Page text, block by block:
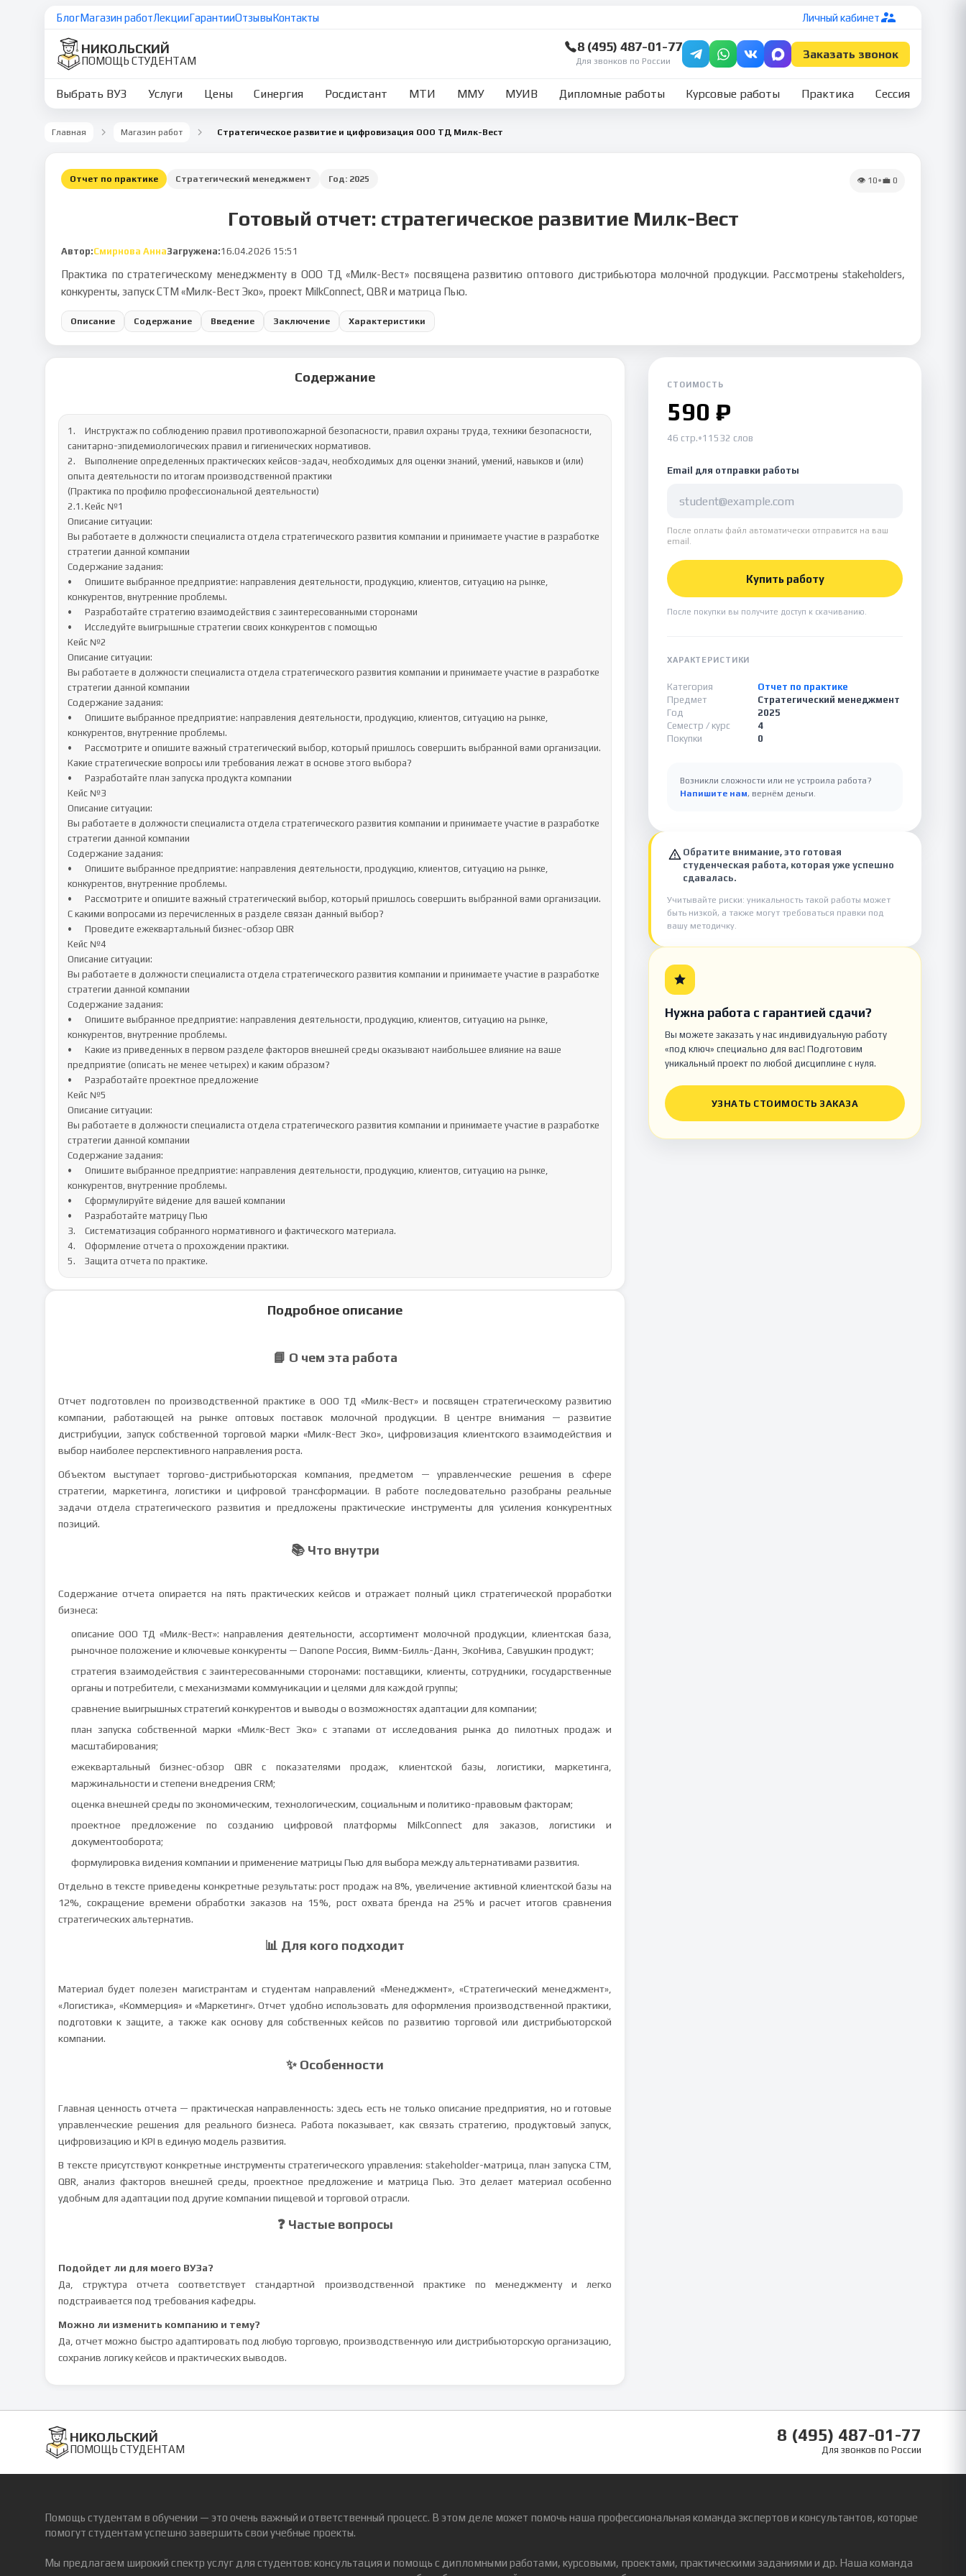
БлогМагазин работЛекцииГарантииОтзывыКонтакты Личный кабинет
НИКОЛЬСКИЙ
ПОМОЩЬ СТУДЕНТАМ
8 (495) 487-01-77
Для звонков по России
Заказать звонок
Выбрать ВУЗ Услуги Цены Синергия Росдистант МТИ ММУ МУИВ Дипломные работы Курсовые работы Практика Сессия
Главная Магазин работ Стратегическое развитие и цифровизация ООО ТД Милк-Вест
Отчет по практике Стратегический менеджмент Год: 2025 👁 10•💼 0
Готовый отчет: стратегическое развитие Милк-Вест
Автор:Смирнова АннаЗагружена:16.04.2026 15:51
Практика по стратегическому менеджменту в ООО ТД «Милк-Вест» посвящена развитию оптового дистрибьютора молочной продукции. Рассмотрены stakeholders,
конкуренты, запуск СТМ «Милк-Вест Эко», проект MilkConnect, QBR и матрица Пью.
Описание Содержание Введение Заключение Характеристики
Содержание
1.	Инструктаж по соблюдению правил противопожарной безопасности, правил охраны труда, техники безопасности,
санитарно-эпидемиологических правил и гигиенических нормативов.
2.	Выполнение определенных практических кейсов-задач, необходимых для оценки знаний, умений, навыков и (или)
опыта деятельности по итогам производственной практики
(Практика по профилю профессиональной деятельности)
2.1.	Кейс №1
Описание ситуации:
Вы работаете в должности специалиста отдела стратегического развития компании и принимаете участие в разработке
стратегии данной компании
Содержание задания:
•	Опишите выбранное предприятие: направления деятельности, продукцию, клиентов, ситуацию на рынке,
конкурентов, внутренние проблемы.
•	Разработайте стратегию взаимодействия с заинтересованными сторонами
•	Исследуйте выигрышные стратегии своих конкурентов с помощью
Кейс №2
Описание ситуации:
Вы работаете в должности специалиста отдела стратегического развития компании и принимаете участие в разработке
стратегии данной компании
Содержание задания:
•	Опишите выбранное предприятие: направления деятельности, продукцию, клиентов, ситуацию на рынке,
конкурентов, внутренние проблемы.
•	Рассмотрите и опишите важный стратегический выбор, который пришлось совершить выбранной вами организации.
Какие стратегические вопросы или требования лежат в основе этого выбора?
•	Разработайте план запуска продукта компании
Кейс №3
Описание ситуации:
Вы работаете в должности специалиста отдела стратегического развития компании и принимаете участие в разработке
стратегии данной компании
Содержание задания:
•	Опишите выбранное предприятие: направления деятельности, продукцию, клиентов, ситуацию на рынке,
конкурентов, внутренние проблемы.
•	Рассмотрите и опишите важный стратегический выбор, который пришлось совершить выбранной вами организации.
С какими вопросами из перечисленных в разделе связан данный выбор?
•	Проведите ежеквартальный бизнес-обзор QBR
Кейс №4
Описание ситуации:
Вы работаете в должности специалиста отдела стратегического развития компании и принимаете участие в разработке
стратегии данной компании
Содержание задания:
•	Опишите выбранное предприятие: направления деятельности, продукцию, клиентов, ситуацию на рынке,
конкурентов, внутренние проблемы.
•	Какие из приведенных в первом разделе факторов внешней среды оказывают наибольшее влияние на ваше
предприятие (описать не менее четырех) и каким образом?
•	Разработайте проектное предложение
Кейс №5
Описание ситуации:
Вы работаете в должности специалиста отдела стратегического развития компании и принимаете участие в разработке
стратегии данной компании
Содержание задания:
•	Опишите выбранное предприятие: направления деятельности, продукцию, клиентов, ситуацию на рынке,
конкурентов, внутренние проблемы.
•	Сформулируйте ви́дение для вашей компании
•	Разработайте матрицу Пью
3.	Систематизация собранного нормативного и фактического материала.
4.	Оформление отчета о прохождении практики.
5.	Защита отчета по практике.
Подробное описание
📘 О чем эта работа
Отчет подготовлен по производственной практике в ООО ТД «Милк-Вест» и посвящен стратегическому развитию
компании, работающей на рынке оптовых поставок молочной продукции. В центре внимания — развитие
дистрибуции, запуск собственной торговой марки «Милк-Вест Эко», цифровизация клиентского взаимодействия и
выбор наиболее перспективного направления роста.
Объектом выступает торгово-дистрибьюторская компания, предметом — управленческие решения в сфере
стратегии, маркетинга, логистики и цифровой трансформации. В работе последовательно разобраны реальные
задачи отдела стратегического развития и предложены практические инструменты для усиления конкурентных
позиций.
📚 Что внутри
Содержание отчета опирается на пять практических кейсов и отражает полный цикл стратегической проработки
бизнеса:
описание ООО ТД «Милк-Вест»: направления деятельности, ассортимент молочной продукции, клиентская база,
рыночное положение и ключевые конкуренты — Danone Россия, Вимм-Билль-Данн, ЭкоНива, Савушкин продукт;
стратегия взаимодействия с заинтересованными сторонами: поставщики, клиенты, сотрудники, государственные
органы и потребители, с механизмами коммуникации и целями для каждой группы;
сравнение выигрышных стратегий конкурентов и выводы о возможностях адаптации для компании;
план запуска собственной марки «Милк-Вест Эко» с этапами от исследования рынка до пилотных продаж и
масштабирования;
ежеквартальный бизнес-обзор QBR с показателями продаж, клиентской базы, логистики, маркетинга,
маржинальности и степени внедрения CRM;
оценка внешней среды по экономическим, технологическим, социальным и политико-правовым факторам;
проектное предложение по созданию цифровой платформы MilkConnect для заказов, логистики и
документооборота;
формулировка видения компании и применение матрицы Пью для выбора между альтернативами развития.
Отдельно в тексте приведены конкретные результаты: рост продаж на 8%, увеличение активной клиентской базы на
12%, сокращение времени обработки заказов на 15%, рост охвата бренда на 25% и расчет итогов сравнения
стратегических альтернатив.
📊 Для кого подходит
Материал будет полезен магистрантам и студентам направлений «Менеджмент», «Стратегический менеджмент»,
«Логистика», «Коммерция» и «Маркетинг». Отчет удобно использовать для оформления производственной практики,
подготовки к защите, а также как основу для собственных кейсов по развитию торговой или дистрибьюторской
компании.
✨ Особенности
Главная ценность отчета — практическая направленность: здесь есть не только описание предприятия, но и готовые
управленческие решения для реального бизнеса. Работа показывает, как связать стратегию, продуктовый запуск,
цифровизацию и KPI в единую модель развития.
В тексте присутствуют конкретные инструменты стратегического управления: stakeholder-матрица, план запуска СТМ,
QBR, анализ факторов внешней среды, проектное предложение и матрица Пью. Это делает материал особенно
удобным для адаптации под другие компании пищевой и торговой отрасли.
❓ Частые вопросы
Подойдет ли для моего ВУЗа?
Да, структура отчета соответствует стандартной производственной практике по менеджменту и легко
подстраивается под требования кафедры.
Можно ли изменить компанию и тему?
Да, отчет можно быстро адаптировать под любую торговую, производственную или дистрибьюторскую организацию,
сохранив логику кейсов и практических выводов.
СТОИМОСТЬ
590 ₽
46 стр.•11532 слов
Email для отправки работы
После оплаты файл автоматически отправится на ваш
email.
Купить работу
После покупки вы получите доступ к скачиванию.
ХАРАКТЕРИСТИКИ
Категория
Отчет по практике
Предмет
Стратегический менеджмент
Год
2025
Семестр / курс
4
Покупки
0
Возникли сложности или не устроила работа?
Напишите нам, вернём деньги.
Обратите внимание, это готовая
студенческая работа, которая уже успешно
сдавалась.
Учитывайте риски: уникальность такой работы может
быть низкой, а также могут требоваться правки под
вашу методичку.
Нужна работа с гарантией сдачи?
Вы можете заказать у нас индивидуальную работу
«под ключ» специально для вас! Подготовим
уникальный проект по любой дисциплине с нуля.
УЗНАТЬ СТОИМОСТЬ ЗАКАЗА
НИКОЛЬСКИЙ
ПОМОЩЬ СТУДЕНТАМ
8 (495) 487-01-77
Для звонков по России
Помощь студентам в обучении — это очень важный и ответственный процесс. В этом деле может помочь наша профессиональная команда экспертов и консультантов, которые
помогут студентам успешно завершить свои учебные проекты.
Мы предлагаем широкий спектр услуг для студентов: консультация и помощь с дипломными работами, курсовыми, проектами, практическими заданиями и др. Наша команда